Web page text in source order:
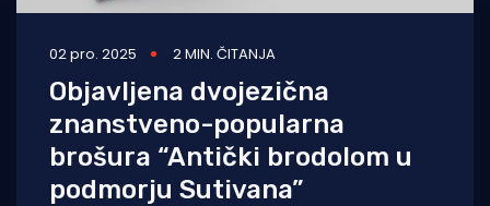
02 pro. 2025 2 MIN. ČITANJA
Objavljena dvojezična
znanstveno-popularna
brošura “Antički brodolom u
podmorju Sutivana”